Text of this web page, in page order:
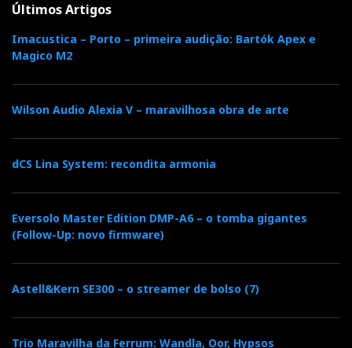
Últimos Artigos
Imacustica – Porto – primeira audição: Bartók Apex e
Magico M2
Wilson Audio Alexia V – maravilhosa obra de arte
dCS Lina System: recondita armonia
Eversolo Master Edition DMP-A6 – o tomba gigantes
(Follow-Up: novo firmware)
Astell&Kern SE300 – o streamer de bolso (7)
Trio Maravilha da Ferrum: Wandla, Oor, Hypsos